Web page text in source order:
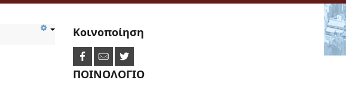
Κοινοποίηση
ΠΟΙΝΟΛΟΓΙΟ